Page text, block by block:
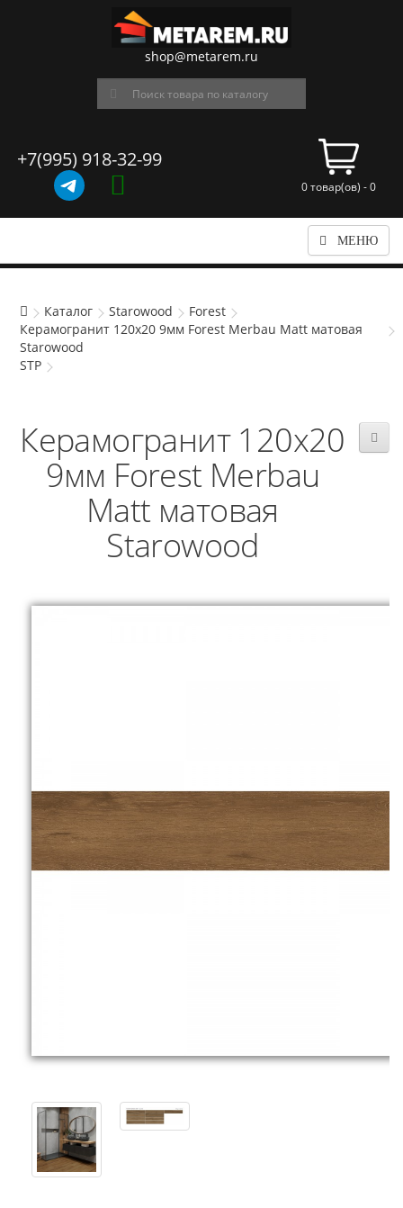
shop@metarem.ru
+7(995) 918-32-99
0 товар(ов) - 0
МЕНЮ
Каталог Starowood
Forest
Керамогранит 120x20 9мм Forest Merbau Matt матовая
Starowood
STP
Керамогранит 120x20
9мм Forest Merbau
Matt матовая
Starowood